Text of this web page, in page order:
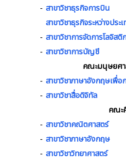
- สาขาวิชาธุรกิจการบิน
สาขาวิชาธุรกิจระหว่างประ
- สาขาวิชาการจัดการโลจิสติ
- สาขาวิชาการบัญชี
คณะมนุษยศา
- สาขาวิชาภาษาอังกฤษเพื่อ
- สาขาวิชาสื่อดิจิทัล
คณะ
- สาขาวิชาคณิตศาสตร์
- สาขาวิชาภาษาอังกฤษ
- สาขาวิชาวิทยาศาสตร์